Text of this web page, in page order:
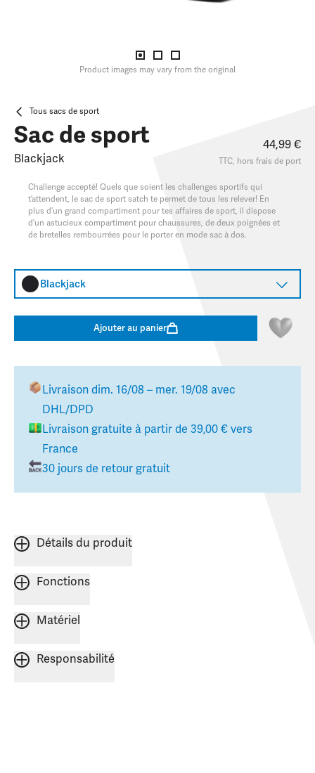
Product images may vary from the original
Tous sacs de sport
Sac de sport
Blackjack
44,99 €
TTC, hors frais de port
Challenge accepté! Quels que soient les challenges sportifs qui
t’attendent, le sac de sport satch te permet de tous les relever! En
plus d’un grand compartiment pour tes affaires de sport, il dispose
d’un astucieux compartiment pour chaussures, de deux poignées et
de bretelles rembourrées pour le porter en mode sac à dos.
Blackjack
Ajouter au panier
Livraison dim. 16/08 – mer. 19/08 avec
DHL/DPD
Livraison gratuite à partir de 39,00 € vers
France
30 jours de retour gratuit
Détails du produit
Fonctions
Matériel
Responsabilité